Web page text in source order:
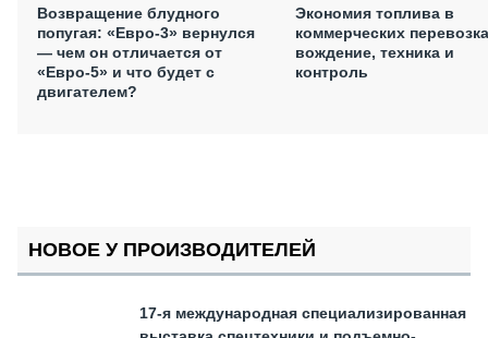
Возвращение блудного
попугая: «Евро-3» вернулся
— чем он отличается от
«Евро-5» и что будет с
двигателем?
Экономия топлива в
коммерческих
вождение, техника и
контроль
НОВОЕ У ПРОИЗВОДИТЕЛЕЙ
17-я международная специализированная